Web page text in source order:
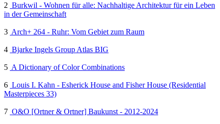
2 Burkwil - Wohnen für alle: Nachhaltige Architektur für ein Leben
in der Gemeinschaft
3 Arch+ 264 - Ruhr: Vom Gebiet zum Raum
4 Bjarke Ingels Group Atlas BIG
5 A Dictionary of Color Combinations
6 Louis I. Kahn - Esherick House and Fisher House (Residential
Masterpieces 33)
7 O&O [Ortner & Ortner] Baukunst - 2012-2024